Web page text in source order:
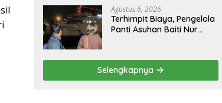
Agustus 6, 2026
Terhimpit Biaya, Pengelola
Panti Asuhan Baiti Nur
Asesmen Bantuan Tak
Kunjung Tuntas
Selengkapnya